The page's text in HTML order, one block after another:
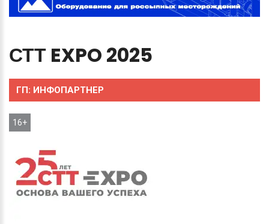
СТТ EXPO 2025
ГП: ИНФОПАРТНЕР
16+